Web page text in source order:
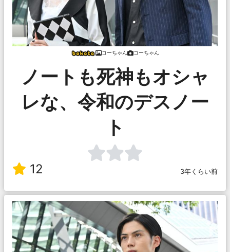
コーちゃん コーちゃん
ノートも死神もオシャ
レな、令和のデスノー
ト
12 3年くらい前